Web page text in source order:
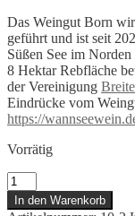
Das Weingut Born
geführt und ist seit
Süßen See im
8 Hektar Rebfläche
der Vereinigung
Eindrücke vom
https://
Vorrätig
Born
Höhnstedter
Riesling
In den Warenkorb